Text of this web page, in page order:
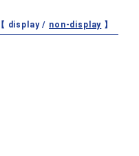
【 display / non-display 】